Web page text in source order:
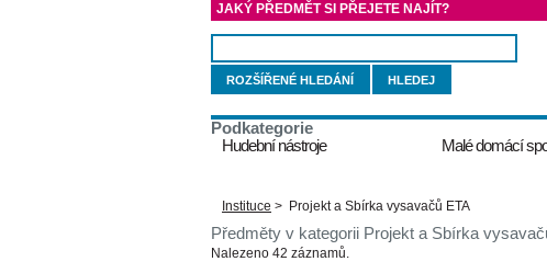
JAKÝ PŘEDMĚT SI PŘEJETE NAJÍT?
ROZŠÍŘENÉ HLEDÁNÍ
Podkategorie
Hudební nástroje
Malé domácí
Instituce > Projekt a Sbírka vysavačů ETA
Předměty v kategorii Projekt a Sbírka
Nalezeno 42 záznamů.